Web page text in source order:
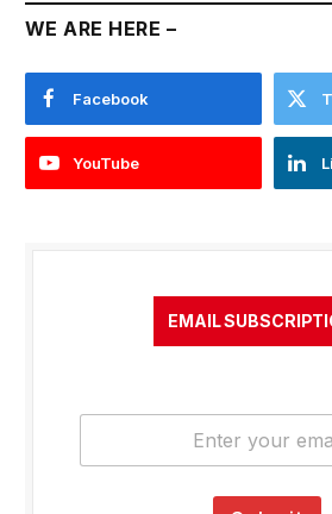
WE ARE HERE –
Facebook
YouTube
EMAIL
E
a